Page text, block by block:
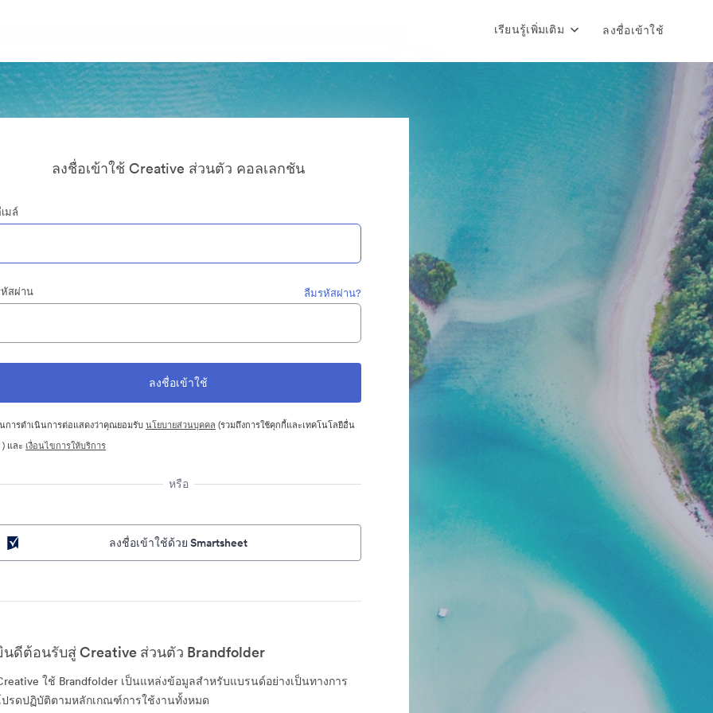
เรียนรู้เพิ่มเติม ลงชื่อเข้าใช้
ลงชื่อเข้าใช้ Creative ส่วนตัว คอลเลกชัน
มล์
สผ่าน ลืมรหัสผ่าน?
การดำเนินการต่อแสดงว่าคุณยอมรับนโยบายส่วนบุคคล (รวมถึงการใช้คุกกี้และเทคโนโลยีอื่น
) และ เงื่อนไขการให้บริการ
หรือ
ลงชื่อเข้าใช้ด้วย Smartsheet
นดีต้อนรับสู่ Creative ส่วนตัว Brandfolder
ใช้ Brandfolder เป็นแหล่งข้อมูลสำหรับแบรนด์อย่างเป็นทางการ
รดปฏิบัติตามหลักเกณฑ์การใช้งานทั้งหมด